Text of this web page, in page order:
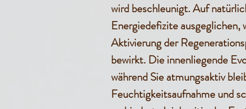
wird beschleunigt. Auf
Energiedefizite ausgeglichen,
Aktivierung der
bewirkt. Die innenliegende
während Sie atmungsaktiv
Feuchtigkeitsaufnahme und